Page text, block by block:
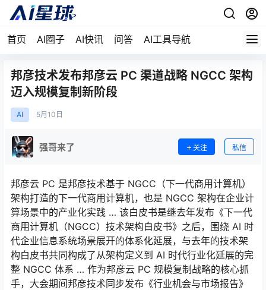
首页 AI圈子 AI快讯 问答 AI工具导航
邦彦技术发布邦彦云 PC 渠道战略 NGCC 架构
迈入规模复制新阶段
AI 5月 10日
强哥来了 关注 私信
邦彦云 PC 是邦彦技术基于 NGCC（下一代商用计算机）
架构打造的下一代商用计算机，也是 NGCC 架构在企业计
算场景中的产业化实践 … 该白皮书是继去年发布《下一代
商用计算机（NGCC）技术架构白皮书》之后，围绕 AI 时
代企业信息系统场景展开的体系化延展，与去年的技术架
构白皮书共同构成了从架构定义到 AI 时代行业化延展的完
整 NGCC 体系 … 作为邦彦云 PC 规模复制战略的核心抓
手，大会期间邦彦技术同步发布《行业机会与市场报告》